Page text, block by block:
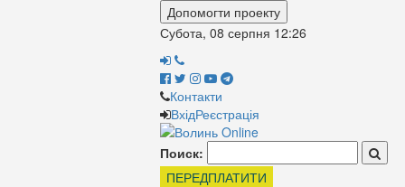
Допомогти проекту
Субота, 08 серпня 12:26
Контакти
ВхідРеєстрація
Поиск:
ПЕРЕДПЛАТИТИ